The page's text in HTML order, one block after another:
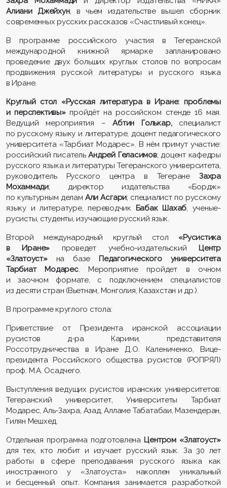
Алиани Джейхун, в чьем издательстве вышел сборник
современных русских рассказов «Счастливый конец».
В программе российского участия в Тегеранской
международной книжной ярмарке запланировано
проведение двух больших круглых столов по вопросам
продвижения русской литературы и русского языка
в Иране.
Круглый стол «Русская литература в Иране: проблемы
и перспективы»пройдёт на российском стенде 16 мая.
Ведущий мероприятия –Абтин Голькар,специалист
по русскому языку и литературе, доцент педагогического
университета «Тарбиат Модарес». В нём примут участие:
российский писательАндрей Геласимов; доцент кафедры
русского языка и литературы Тегеранского университета,
руководитель Русского центра в ТегеранеЗахра
Мохаммади; директор издательства «Бордж»
по культурным делам Али Асгари; специалист по русскому
языку и литературе, переводчик
Бабак Шахаб, ученые-
русисты, студенты, изучающие русский язык.
Второй международный круглый стол «Русистика
в Иране» проведет учебно-издательский
Центр
«Златоуст»
на базе
Педагогического университета
Тарбиат Модарес. Мероприятие пройдет в очном
и заочном формате, с подключением специалистов
из десяти стран (Вьетнам, Монголия, Казахстан и др.).
В программе круглого стола:
Приветствие от Президента иранской ассоциации
русистов д-ра Карими, представителя
Россотрудничества в Иране Д.О. Калениченко, Вице-
президента Российского общества русистов (РОПРЯЛ)
проф. М.А. Осадчего.
Выступления ведущих русистов иранских университетов:
Тегеранский университет, Университеты Тарбиат
Модарес, Аль-Захра, Азад, Алламе Табатабаи, Мазендеран,
Гилян Мешхед.
Отдельная программа подготовлена Центром «Златоуст»
для тех, кто любит и изучает русский язык. За 30 лет
работы в сфере преподавания русского языка как
иностранного у «Златоуста» накоплен уникальный
и бесценный опыт. Компания занимается разработкой